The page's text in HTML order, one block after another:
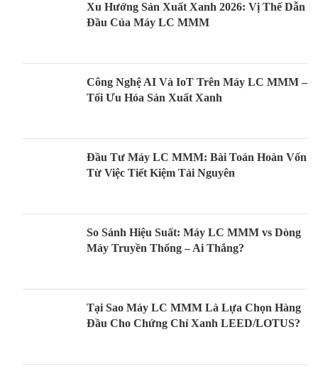
Xu Hướng Sản Xuất Xanh 2026: Vị Thế Dẫn
Đầu Của Máy LC MMM
Công Nghệ AI Và IoT Trên Máy LC MMM –
Tối Ưu Hóa Sản Xuất Xanh
Đầu Tư Máy LC MMM: Bài Toán Hoàn Vốn
Từ Việc Tiết Kiệm Tài Nguyên
So Sánh Hiệu Suất: Máy LC MMM vs Dòng
Máy Truyền Thống – Ai Thắng?
Tại Sao Máy LC MMM Là Lựa Chọn Hàng
Đầu Cho Chứng Chỉ Xanh LEED/LOTUS?